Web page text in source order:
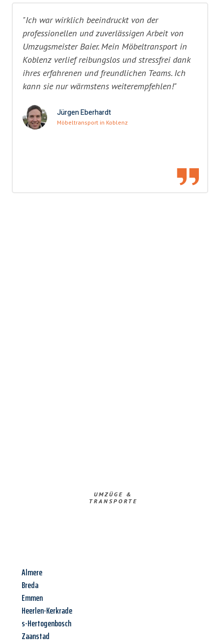
"Ich war wirklich beeindruckt von der
professionellen und zuverlässigen Arbeit von
Umzugsmeister Baier. Mein Möbeltransport in
Koblenz verlief reibungslos und stressfrei dank
ihres erfahrenen und freundlichen Teams. Ich
kann sie nur wärmstens weiterempfehlen!"
Jürgen Eberhardt
Möbeltransport in Koblenz
UMZÜGE &
TRANSPORTE
Almere
Breda
Emmen
Heerlen-Kerkrade
s-Hertogenbosch
Zaanstad